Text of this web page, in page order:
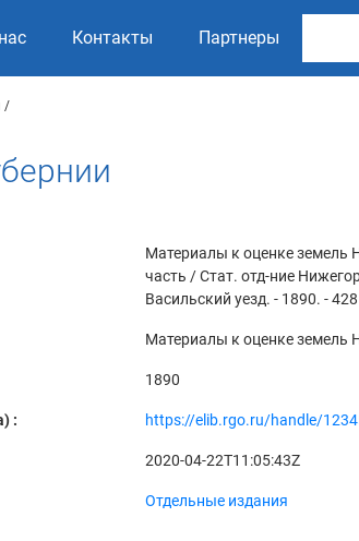
Контакты Партнеры
Материалы к оценке земель
часть / Стат. отд-ние
Васильский уезд. - 1890. -
Материалы к оценке земель
1890
: https://elib.rgo.ru/handle/
2020-04-22T11:05:43Z
Отдельные издания